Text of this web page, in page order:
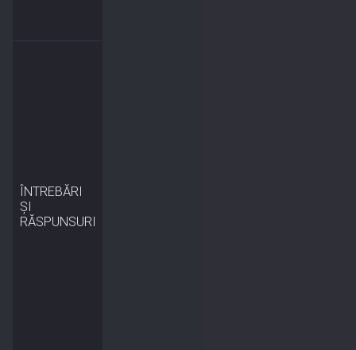
ÎNTREBĂRI
ȘI
RĂSPUNSURI